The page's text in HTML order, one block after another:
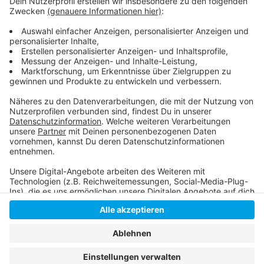
in der Hosentasche. Immerhin gibt es fast 3 Millionen
deutsche Wikipedia-Artikel. Und unser Moderator
Hendrik Frost dachte sich: 'Es wird Zeit, dass sich das
alles mal jemand durchliest!'
Anzeige
Anzeige